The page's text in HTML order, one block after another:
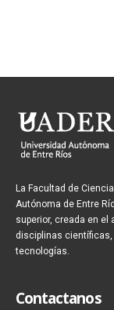
La Facultad de
Autónoma de Entre
superior, creada en el
disciplinas
tecnologías.
Contactanos